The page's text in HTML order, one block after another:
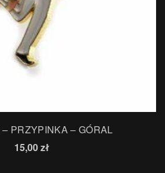
PRZYPINKA – GÓRAL
15,00zł